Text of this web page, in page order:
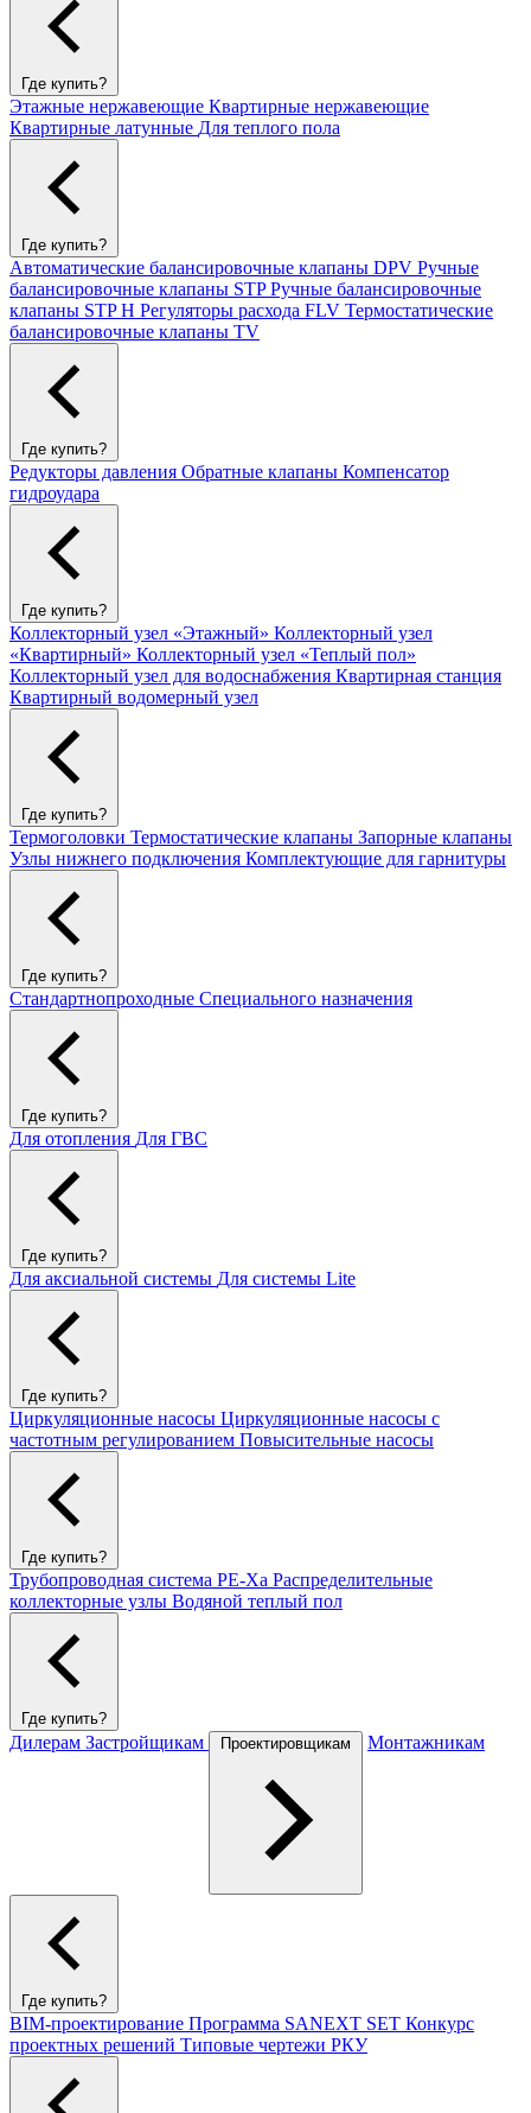
Где купить?
Этажные нержавеющие Квартирные нержавеющие
Квартирные латунные Для теплого пола
Где купить?
Автоматические балансировочные клапаны DPV Ручные
балансировочные клапаны STPРучные балансировочные
клапаны STP H Регуляторы расхода FLV Термостатические
балансировочные клапаны TV
Где купить?
Редукторы давления Обратные клапаны Компенсатор
гидроудара
Где купить?
Коллекторный узел «Этажный» Коллекторный узел
«Квартирный» Коллекторный узел «Теплый пол»
Коллекторный узел для водоснабжения Квартирная станция
Квартирный водомерный узел
Где купить?
Термоголовки Термостатические клапаны Запорные клапаны
Узлы нижнего подключения Комплектующие для гарнитуры
Где купить?
Стандартнопроходные Специального назначения
Где купить?
Для отопления Для ГВС
Где купить?
Для аксиальной системы Для системы Lite
Где купить?
Циркуляционные насосы Циркуляционные насосы с
частотным регулированием Повысительные насосы
Где купить?
Трубопроводная система PE-Xa Распределительные
коллекторные узлы Водяной теплый пол
Где купить?
Дилерам Застройщикам Проектировщикам Монтажникам
Где купить?
BIM-проектирование Программа SANEXT SET Конкурс
проектных решений Типовые чертежи РКУ